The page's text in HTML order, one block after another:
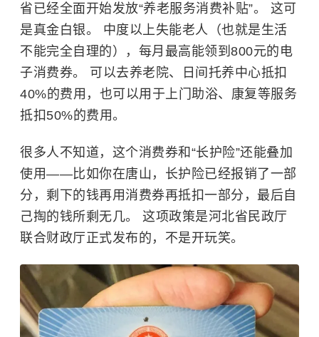
省已经全面开始发放“养老服务消费补贴”。 这可
是真金白银。 中度以上失能老人（也就是生活
不能完全自理的），每月最高能领到800元的电
子消费券。 可以去养老院、日间托养中心抵扣
40%的费用，也可以用于上门助浴、康复等服务
抵扣50%的费用。
很多人不知道，这个消费券和“长护险”还能叠加
使用——比如你在唐山，长护险已经报销了一部
分，剩下的钱再用消费券再抵扣一部分，最后自
己掏的钱所剩无几。 这项政策是河北省民政厅
联合财政厅正式发布的，不是开玩笑。